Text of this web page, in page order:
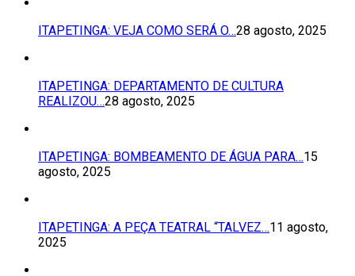
ITAPETINGA: VEJA COMO SERÁ O…28 agosto, 2025
ITAPETINGA: DEPARTAMENTO DE CULTURA
REALIZOU…28 agosto, 2025
ITAPETINGA: BOMBEAMENTO DE ÁGUA PARA…15
agosto, 2025
ITAPETINGA: A PEÇA TEATRAL “TALVEZ…11 agosto,
2025